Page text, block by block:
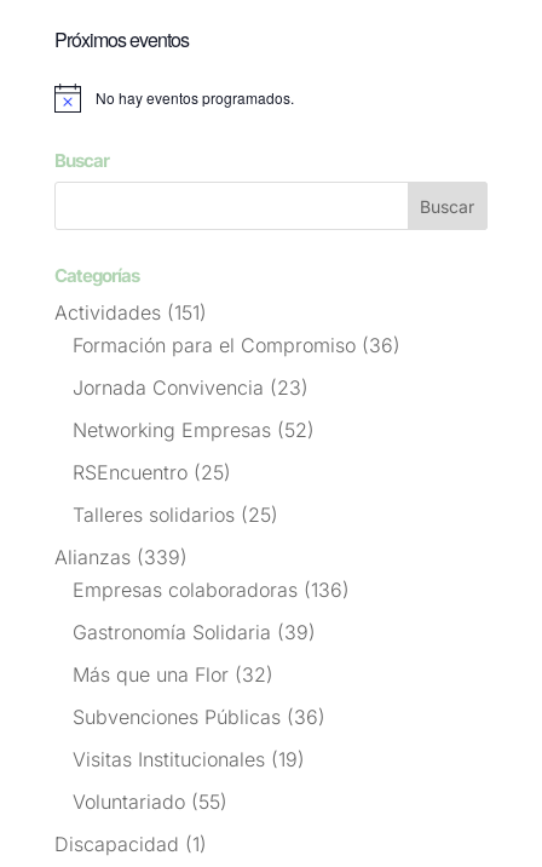
Próximos eventos
Aviso No hay eventos programados.
Buscar
Categorías
Actividades(151)
Formación para el Compromiso(36)
Jornada Convivencia (23)
Networking Empresas(52)
RSEncuentro(25)
Talleres solidarios(25)
Alianzas(339)
Empresas colaboradoras(136)
Gastronomía Solidaria (39)
Más que una Flor(32)
Subvenciones Públicas(36)
Visitas Institucionales(19)
Voluntariado(55)
Discapacidad (1)